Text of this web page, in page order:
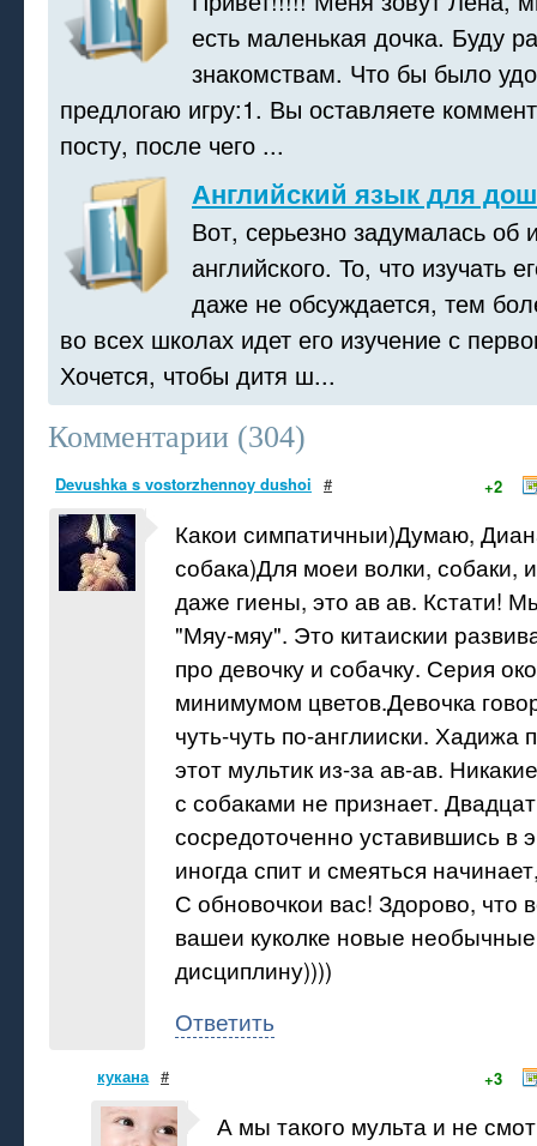
есть маленькая дочка. Буду
знакомствам. Что бы было
предлогаю игру:1. Вы оставляете
посту, после чего ...
Английский язык для
Вот, серьезно задумалась об
английского. То, что изучать
даже не обсуждается, тем
во всех школах идет его изучение с
Хочется, чтобы дитя ш...
Комментарии (304)
Devushka s vostorzhennoy dushoi # +2
Какои симпатичныи)Думаю,
собака)Для моеи волки, собаки,
даже гиены, это ав ав. Кстати!
"Мяу-мяу". Это китаискии
про девочку и собачку. Серия
минимумом цветов.Девочка
чуть-чуть по-англииски. Хадижа
этот мультик из-за ав-ав.
с собаками не признает.
сосредоточенно уставившись в
иногда спит и смеяться
С обновочкои вас! Здорово, что
вашеи куколке новые
дисциплину))))
Ответить
кукана # +3
А мы такого мульта и не